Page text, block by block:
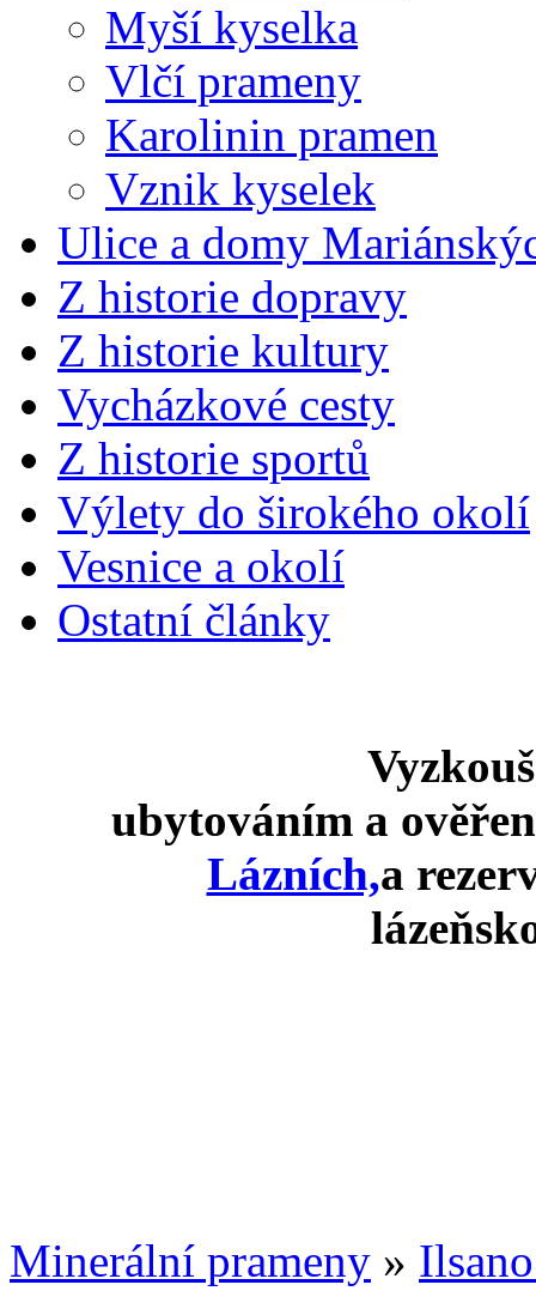
Myší kyselka
Vlčí prameny
Karolinin pramen
Vznik kyselek
Ulice a domy
Z historie dopravy
Z historie kultury
Vycházkové cesty
Z historie sportů
Výlety do širokého okolí
Vesnice a okolí
Ostatní články
ubytováním a
Lázních,a
Minerální prameny »